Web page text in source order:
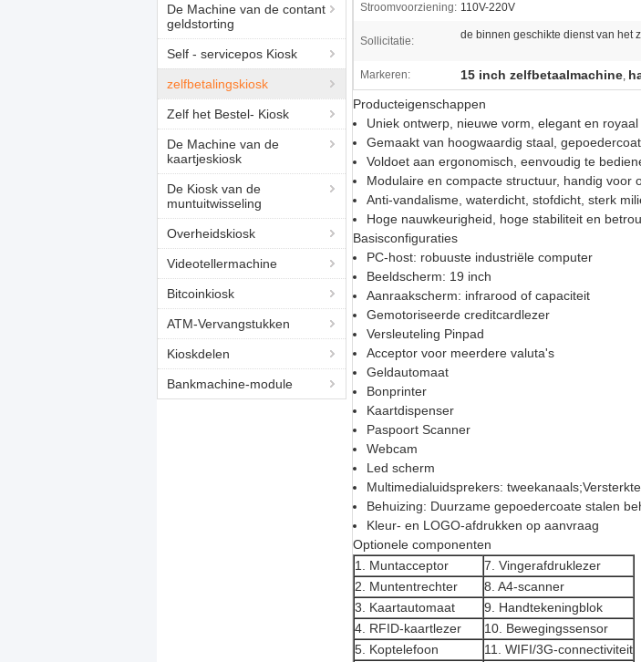
De Machine van de contant
geldstorting
Self - servicepos Kiosk
zelfbetalingskiosk
Zelf het Bestel- Kiosk
De Machine van de
kaartjeskiosk
De Kiosk van de
muntuitwisseling
Overheidskiosk
Videotellermachine
Bitcoinkiosk
ATM-Vervangstukken
Kioskdelen
Bankmachine-module
Stroomvoorziening: 110V-220V
Sollicitatie: de binnen geschikte dienst van het
Markeren: 15 inch zelfbetaalmachine,
Producteigenschappen
Uniek ontwerp, nieuwe vorm, elegant en royaal
Gemaakt van hoogwaardig staal,
Voldoet aan ergonomisch, eenvoudig te
Modulaire en compacte structuur, handig voor
Anti-vandalisme, waterdicht, stofdicht, sterk
Hoge nauwkeurigheid, hoge stabiliteit en
Basisconfiguraties
PC-host: robuuste industriële computer
Beeldscherm: 19 inch
Aanraakscherm: infrarood of capaciteit
Gemotoriseerde creditcardlezer
Versleuteling Pinpad
Acceptor voor meerdere valuta's
Geldautomaat
Bonprinter
Kaartdispenser
Paspoort Scanner
Webcam
Led scherm
Multimedialuidsprekers:
Behuizing: Duurzame gepoedercoate stalen
Kleur- en LOGO-afdrukken op aanvraag
Optionele componenten
1. Muntacceptor
7. Vingerafdruklezer
2. Muntentrechter
8. A4-scanner
3. Kaartautomaat
9. Handtekeningblok
4. RFID-kaartlezer
10. Bewegingssensor
5. Koptelefoon
11. WIFI/3G-connectiviteit